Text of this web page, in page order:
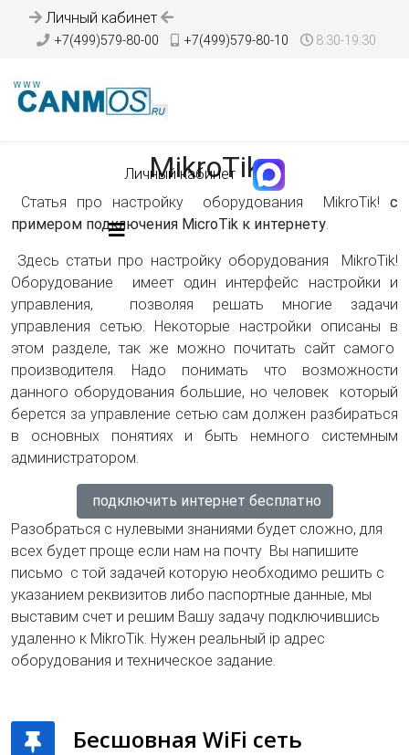
Личный кабинет
+7(499)579-80-00 +7(499)579-80-10 8:30-19:30
Личный кабинет
MikroTik
Статья про настройку оборудования MikroTik! с
примером подключения MicroTik к интернету.
Здесь статьи про настройку оборудования MikroTik!
Оборудование имеет один интерфейс настройки и
управления, позволяя решать многие задачи
управления сетью. Некоторые настройки описаны в
этом разделе, так же можно почитать сайт самого
производителя. Надо понимать что возможности
данного оборудования большие, но человек который
берется за управление сетью сам должен разбираться
в основных понятиях и быть немного системным
администратором.
подключить интернет бесплатно
Разобраться с нулевыми знаниями будет сложно, для
всех будет проще если нам на почту Вы напишите
письмо с той задачей которую необходимо решить с
указанием реквизитов либо паспортные данные, мы
выставим счет и решим Вашу задачу подключившись
удаленно к MikroTik. Нужен реальный ip адрес
оборудования и техническое задание.
Бесшовная WiFi сеть